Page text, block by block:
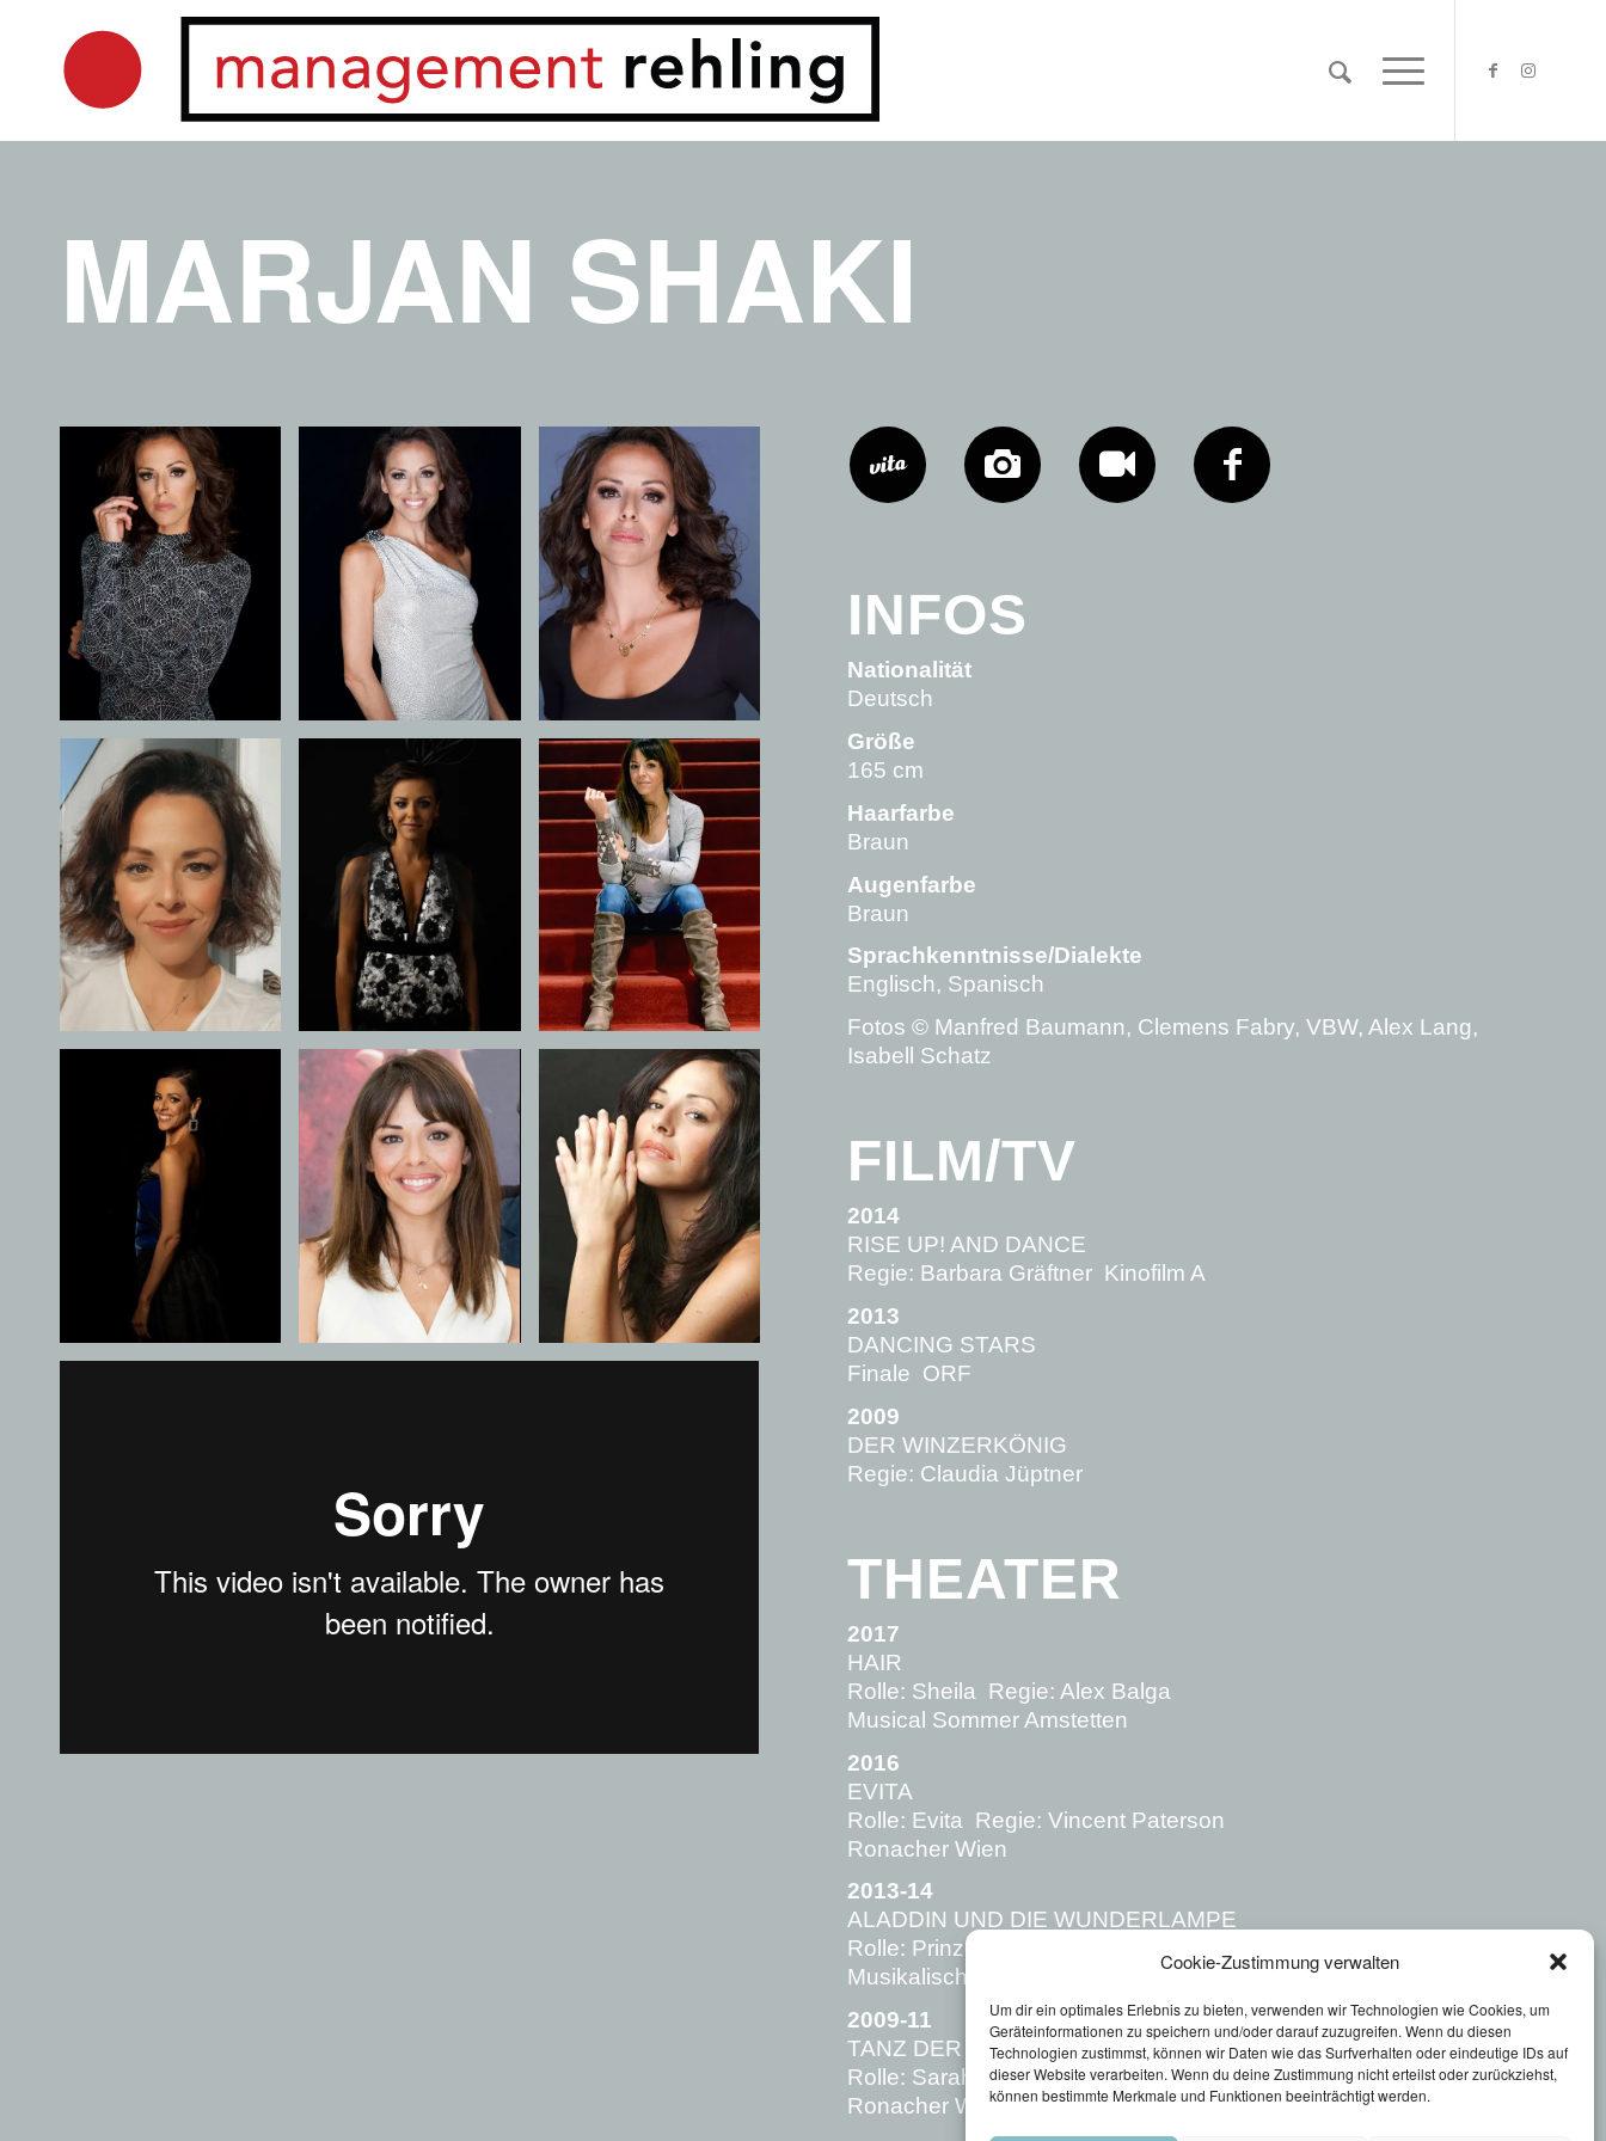
Cookie-Zustimmung verwalten
Um dir ein optimales Erlebnis zu bieten, verwenden wir Technologien wie Cookies, um
Geräteinformationen zu speichern und/oder darauf zuzugreifen. Wenn du diesen
Technologien zustimmst, können wir Daten wie das Surfverhalten oder eindeutige IDs auf
dieser Website verarbeiten. Wenn du deine Zustimmung nicht erteilst oder zurückziehst,
können bestimmte Merkmale und Funktionen beeinträchtigt werden.
MARJAN SHAKI
INFOS
Nationalität
Deutsch
Größe
165 cm
Haarfarbe
Braun
Augenfarbe
Braun
Sprachkenntnisse/Dialekte
Englisch, Spanisch
Fotos © Manfred Baumann, Clemens Fabry, VBW, Alex Lang,
Isabell Schatz
FILM/TV
2014
RISE UP! AND DANCE
Regie: Barbara Gräftner Kinofilm A
2013
DANCING STARS
Finale ORF
2009
DER WINZERKÖNIG
Regie: Claudia Jüptner
THEATER
2017
HAIR
Rolle: Sheila Regie: Alex Balga
Musical Sommer Amstetten
2016
EVITA
Rolle: Evita Regie: Vincent Paterson
Ronacher Wien
2013-14
ALADDIN UND DIE WUNDERLAMPE
Rolle: Prinzessin Jasmin Regie: Robert Persché
Musikalische Leitung: Maurizio Nobili Oper Graz
2009-11
TANZ DER VAMPIRE
Rolle: Sarah Regie: Cornelius Baltus
Ronacher Wien